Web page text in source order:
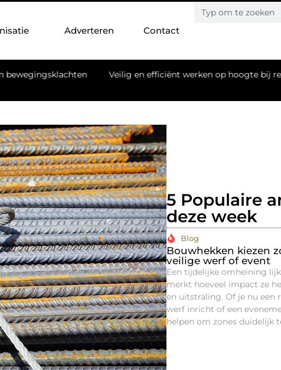
Adverteren Contact
Veilig en efficiënt werken op hoogte bij renovatie en onderhoud
5 Populaire
deze week
Blog
Bouwhekken kiezen
veilige werf of event
Een tijdelijke omheining
merkt hoeveel impact ze
en uitstraling. Of je nu een
werf inricht of een
helpen om zones duidelijk